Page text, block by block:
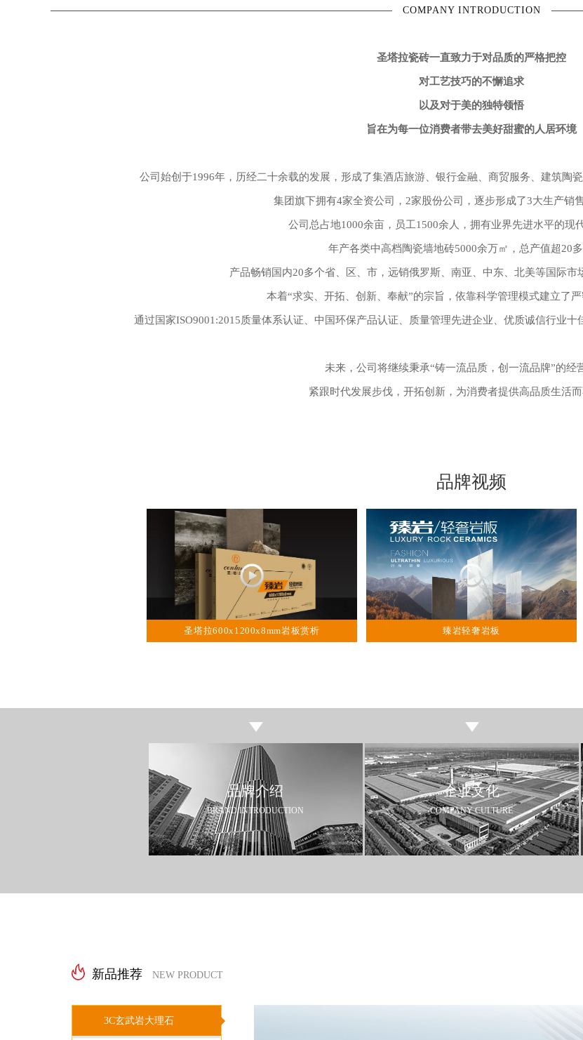
COMPANY INTRODUCTION
圣塔拉瓷砖一直致力于对品质的严格把控
对工艺技巧的不懈追求
以及对于美的独特领悟
旨在为每一位消费者带去美好甜蜜的人居环境
公司始创于1996年，历经二十余载的发展，形成了集酒店旅游、银行金融、商贸服务、建筑陶
集团旗下拥有4家全资公司，2家股份公司，逐步形成了3大生产销
公司总占地1000余亩，员工1500余人，拥有业界先进水平的现
年产各类中高档陶瓷墙地砖5000余万㎡，总产值超20多
产品畅销国内20多个省、区、市，远销俄罗斯、南亚、中东、北美等国际市
本着“求实、开拓、创新、奉献”的宗旨，依靠科学管理模式建立了严
通过国家ISO9001:2015质量体系认证、中国环保产品认证、质量管理先进企业、优质诚信行业十
未来，公司将继续秉承“铸一流品质，创一流品牌”的经
紧跟时代发展步伐，开拓创新，为消费者提供高品质生活而
品牌视频
圣塔拉600x1200x8mm岩板赏析 臻岩轻奢岩板
品牌介绍
BRAND INTRODUCTION
企业文化
COMPANY CULTURE
新品推荐 NEW PRODUCT
3C玄武岩大理石